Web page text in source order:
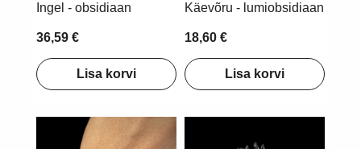
Ingel - obsidiaan
36,59 €
Lisa korvi
Käevõru - lumiobsidiaan
18,60 €
Lisa korvi